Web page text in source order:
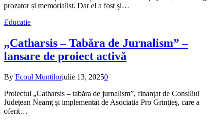
prozator și memorialist. Dar el a fost și…
Educatie
„Catharsis – Tabăra de Jurnalism” –
lansare de proiect activă
By Ecoul Muntiloriulie 13, 20250
Proiectul „Catharsis – tabăra de jurnalism”, finanţat de Consiliul
Judeţean Neamţ şi implementat de Asociaţia Pro Grinţieş, care a
oferit…